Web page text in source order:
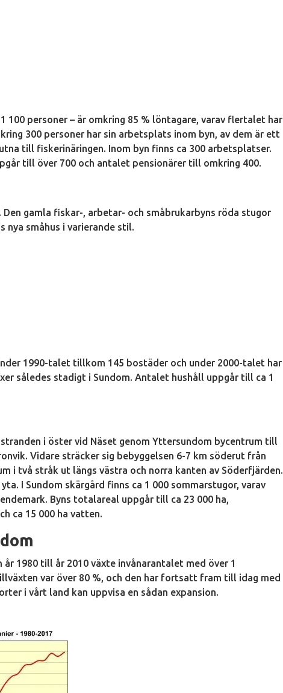
100 personer – är omkring 85 % löntagare, varav flertalet har
300 personer har sin arbetsplats inom byn, av dem är ett
till fiskerinäringen. Inom byn finns ca 300 arbetsplatser.
till över 700 och antalet pensionärer till omkring 400.
Den gamla fiskar-, arbetar- och småbrukarbyns röda stugor
nya småhus i varierande stil.
1990-talet tillkom 145 bostäder och under 2000-talet har
således stadigt i Sundom. Antalet hushåll uppgår till ca 1
i öster vid Näset genom Yttersundom bycentrum till
Vidare sträcker sig bebyggelsen 6-7 km söderut från
i två stråk ut längs västra och norra kanten av Söderfjärden.
I Sundom skärgård finns ca 1 000 sommarstugor, varav
Byns totalareal uppgår till ca 23 000 ha,
ca 15 000 ha vatten.
1980 till år 2010 växte invånarantalet med över 1
var över 80 %, och den har fortsatt fram till idag med
i vårt land kan uppvisa en sådan expansion.